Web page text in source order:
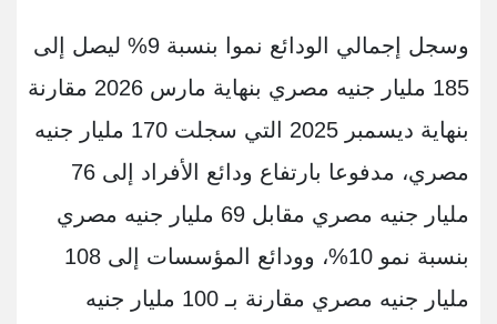
وسجل إجمالي الودائع نموا بنسبة 9% ليصل إلى
185 مليار جنيه مصري بنهاية مارس 2026 مقارنة
بنهاية ديسمبر 2025 التي سجلت 170 مليار جنيه
مصري، مدفوعا بارتفاع ودائع الأفراد إلى 76
مليار جنيه مصري مقابل 69 مليار جنيه مصري
بنسبة نمو 10%، وودائع المؤسسات إلى 108
مليار جنيه مصري مقارنة بـ 100 مليار جنيه